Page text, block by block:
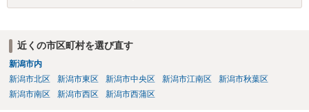
近くの市区町村を選び直す
新潟市内
新潟市北区
新潟市東区 新潟市中央区 新潟市江南区
新潟市秋葉区
新潟市南区
新潟市西区 新潟市西蒲区